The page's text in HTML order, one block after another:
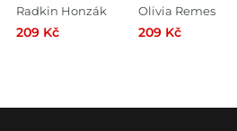
Radkin Honzák
209 Kč
Olivia Remes
209 Kč